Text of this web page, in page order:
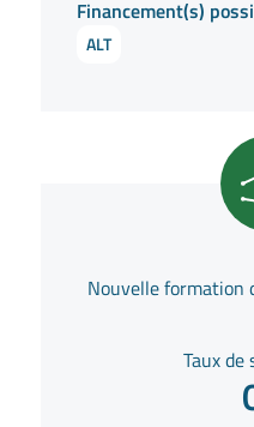
Financement(s)
ALT
Nouvelle formation
Taux